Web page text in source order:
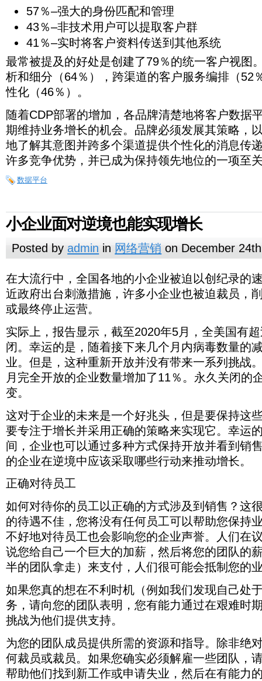
数
据
库。
数
从
多
个
来
源
提
清
合
并
以
建
单
客
户
资
料。
后，
该
结
构
化
数
据
可
用
于
其
他
营
销
系
统。
（维
基
百
科）
源，
要
典
型
数
仓
库
项
目
的
技
水
样
可
以
少
时
间，
成
本
和
风
并
向
业
务
用
户
提
供
对
系
统
的
更
多
制
权，
即
使
他
们
可
能
仍
需
一
些
技
术
助。
该
信
息
以
跟
一
段
时
间
的
行
为，
从
建
每
个
客
户
综
合
视
图。
CDP
含
个
人
标
识
符，
用
于
定
位
营
销
消
息
跟
踪
个
人
级
别
的
营
销
结
2019
17％。
到
2020
年，
这
一
数
字
跃
升
至
29％。
57％–强大的身份匹配和管理
43％–非技术用户可以提取客户群
41％–实时将客户资料传送到其他系统
最常被提及的好处是创建了79％的统一客户视图
析和细分（64％），跨渠道的客户服务编排（52
性化（46％）。
随着CDP部署的增加，各品牌清楚地将客户数据
期维持业务增长的机会。品牌必须发展其策略，
地了解其意图并跨多个渠道提供个性化的消息传
许多竞争优势，并已成为保持领先地位的一项至
数据平台
小企业面对逆境也能实现增长
Posted byadmin in 网络营销 on December
大
流
行
中，
国
各
地
的
小
企
业
被
迫
以
创
纪
录
的
速
度
关
闭
商
店。
即
使
最
近
政
出
台
刺
激
措
施，
许
多
小
企
际
上，
报
告
示，
截
至
2020
年
5
月，
全
美
国
有
超
过
100,000
家
企
业
闭。
幸
运
的
是，
随
接
下
来
几
个
月
内
病
毒
数
量
的
减
少，
业
得
以
重
新
营
业。
但
是，
这
重
新
开
放
没
有
带
来
在大流行中，全国各地的小企业被迫以创纪录的
近政府出台刺激措施，许多小企业也被迫裁员，
或最终停止运营。
实际上，报告显示，截至2020年5月，全美国有
闭。幸运的是，随着接下来几个月内病毒数量的
业。但是，这种重新开放并没有带来一系列挑战
月完全开放的企业数量增加了11％。永久关闭的
变。
这对于企业的未来是一个好兆头，但是要保持这
要专注于增长并采用正确的策略来实现它。幸运
间，企业也可以通过多种方式保持开放并看到销
的企业在逆境中应该采取哪些行动来推动增长。
正确对待员工
如何对待你的员工以正确的方式涉及到销售？这
的待遇不佳，您将没有任何员工可以帮助您保持
不好地对待员工也会影响您的企业声誉。人们在
说您给自己一个巨大的加薪，然后将您的团队的
半的团队拿走）来支付，人们很可能会抵制您的
如果您真的想在不利时机（例如我们发现自己处
务，请向您的团队表明，您有能力通过在艰难时
挑战为他们提供支持。
为您的团队成员提供所需的资源和指导。除非绝
何裁员或裁员。如果您确实必须解雇一些团队，
帮助他们找到新工作或申请失业，然后在有能力